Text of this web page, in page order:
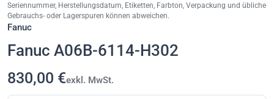
Seriennummer, Herstellungsdatum, Etiketten, Farbton, Verpackung und übliche
Gebrauchs- oder Lagerspuren können abweichen.
Fanuc
Fanuc A06B-6114-H302
830,00 €exkl. MwSt.